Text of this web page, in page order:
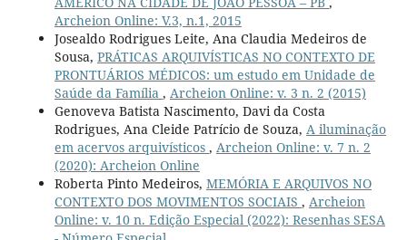
Archeion Online: V.3, n.1, 2015
Josealdo Rodrigues Leite, Ana Claudia Medeiros de
Sousa, PRÁTICAS ARQUIVÍSTICAS NO CONTEXTO DE
PRONTUÁRIOS MÉDICOS: um estudo em Unidade de
Saúde da Família , Archeion Online: v. 3 n. 2 (2015)
Genoveva Batista Nascimento, Davi da Costa
Rodrigues, Ana Cleide Patrício de Souza, A iluminação
em acervos arquivísticos , Archeion Online: v. 7 n. 2
(2020): Archeion Online
Roberta Pinto Medeiros, MEMÓRIA E ARQUIVOS NO
CONTEXTO DOS MOVIMENTOS SOCIAIS , Archeion
Online: v. 10 n. Edição Especial (2022): Resenhas SESA